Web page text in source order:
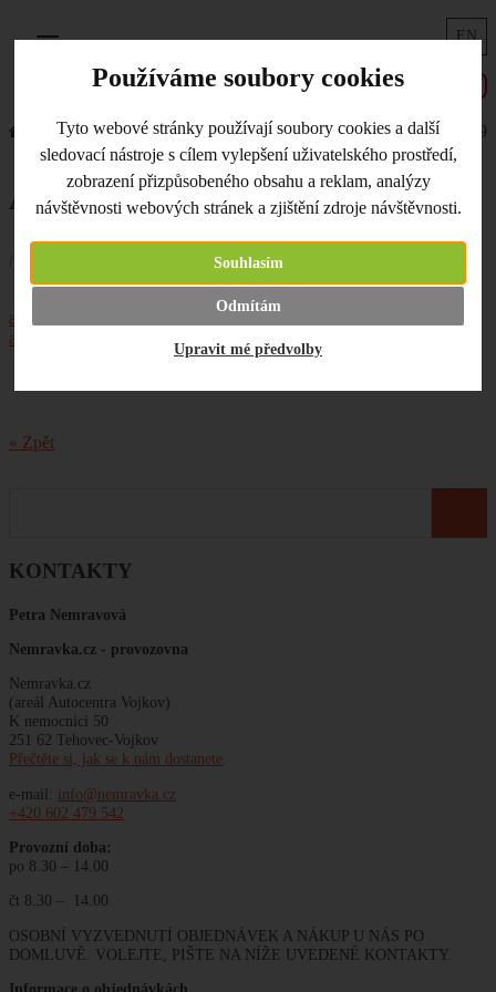
Používáme soubory cookies
Tyto webové stránky používají soubory cookies a další
sledovací nástroje s cílem vylepšení uživatelského prostředí,
zobrazení přizpůsobeného obsahu a reklam, analýzy
návštěvnosti webových stránek a zjištění zdroje návštěvnosti.
Souhlasím
Odmítám
Upravit mé předvolby
EN
KONTAKTY
Petra Nemravová
Nemravka.cz - provozovna
Nemravka.cz
(areál Autocentra Vojkov)
K nemocnici 50
251 62 Tehovec-Vojkov
Přečtěte si, jak se k nám dostanete.
e-mail: info@nemravka.cz
+420 602 479 542
Provozní doba:
po 8.30 – 14.00
čt 8.30 – 14.00
OSOBNÍ VYZVEDNUTÍ OBJEDNÁVEK A NÁKUP U NÁS PO
DOMLUVĚ. VOLEJTE, PIŠTE NA NÍŽE UVEDENÉ KONTAKTY.
Úvodní strana Co je nového Adventní kalendář - 7. 12. 2019
Adventní kalendář - 7. 12. 2019
V sedmém okénku našeho
adventního kalendáře
a KnitPro
« Zpět